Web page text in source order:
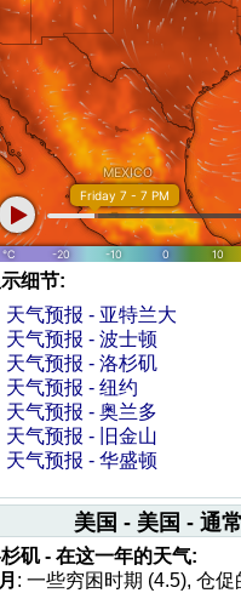
细节:
天气预报 - 亚特兰大
天气预报 - 波士顿
天气预报 - 洛杉矶
天气预报 - 纽约
天气预报 - 奥兰多
天气预报 - 旧金山
天气预报 - 华盛顿
美国 - 美国 - 通
矶 - 在这一年的天气:
: 一些穷困时期 (4.5), 仓